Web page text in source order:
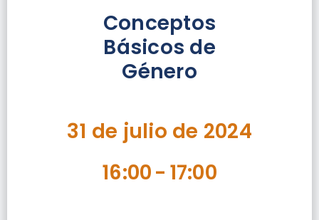
Conceptos
Básicos de
Género
31 de julio de 2024
16:00- 17:00